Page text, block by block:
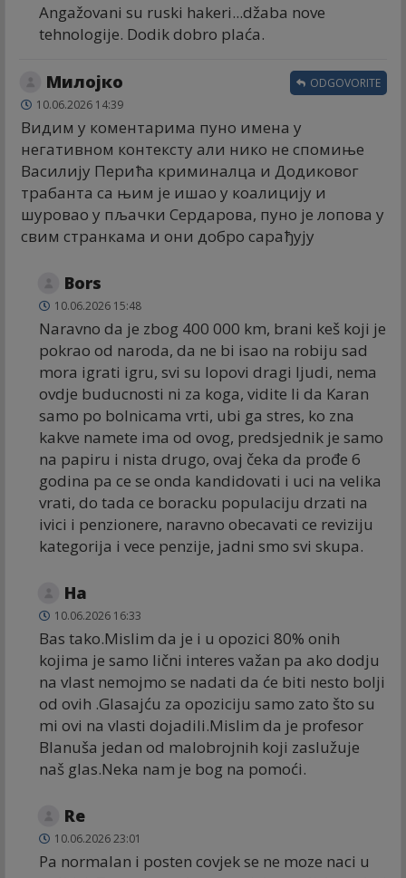
Angažovani su ruski hakeri...džaba nove
tehnologije. Dodik dobro plaća.
Милојко
10.06.2026 14:39
Видим у коментарима пуно имена у
негативном контексту али нико не спомиње
Василију Перића криминалца и Додиковог
трабанта са њим је ишао у коалицију и
шуровао у пљачки Сердарова, пуно је лопова у
свим странкама и они добро сарађују
ODGOVORITE
Bors
10.06.2026 15:48
Naravno da je zbog 400 000 km, brani keš koji je
pokrao od naroda, da ne bi isao na robiju sad
mora igrati igru, svi su lopovi dragi ljudi, nema
ovdje buducnosti ni za koga, vidite li da Karan
samo po bolnicama vrti, ubi ga stres, ko zna
kakve namete ima od ovog, predsjednik je samo
na papiru i nista drugo, ovaj čeka da prođe 6
godina pa ce se onda kandidovati i uci na velika
vrati, do tada ce boracku populaciju drzati na
ivici i penzionere, naravno obecavati ce reviziju
kategorija i vece penzije, jadni smo svi skupa.
Ha
10.06.2026 16:33
Bas tako.Mislim da je i u opozici 80% onih
kojima je samo lični interes važan pa ako dodju
na vlast nemojmo se nadati da će biti nesto bolji
od ovih .Glasajću za opoziciju samo zato što su
mi ovi na vlasti dojadili.Mislim da je profesor
Blanuša jedan od malobrojnih koji zaslužuje
naš glas.Neka nam je bog na pomoći.
Re
10.06.2026 23:01
Pa normalan i posten covjek se ne moze naci u